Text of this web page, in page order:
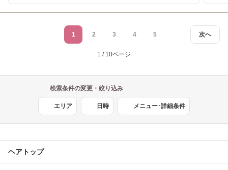
次へ
1 2 3 4 5
1 / 10ページ
検索条件の変更・絞り込み
エリア 日時 メニュー･詳細条件
ヘアトップ